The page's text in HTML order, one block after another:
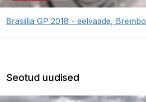
Brasiilia GP 2018 - eelvaade, Brembo
Seotud uudised